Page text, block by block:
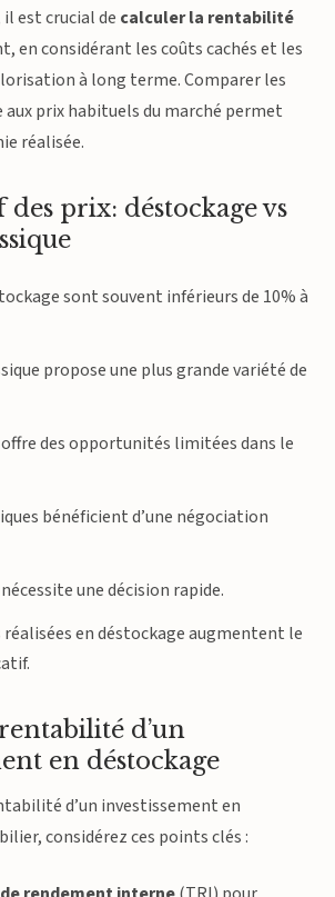
il est crucial de calculer la rentabilité
en considérant les coûts cachés et les
à long terme. Comparer les
aux prix habituels du marché permet
réalisée.
prix: déstockage vs
sont souvent inférieurs de 10% à
propose une plus grande variété de
des opportunités limitées dans le
bénéficient d’une négociation
une décision rapide.
réalisées en déstockage augmentent le
d’un
en déstockage
d’un investissement en
considérez ces points clés :